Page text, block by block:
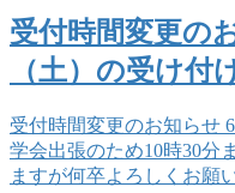
受付時間変更の
（土）の受け付
受付時間変更のお知らせ
学会出張のため10時30分
ますが何卒よろしくお願